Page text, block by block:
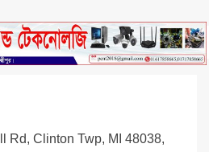
Rd, Clinton Twp, MI 48038,